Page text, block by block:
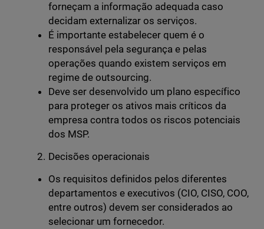
forneçam a informação adequada caso
decidam externalizar os serviços.
É importante estabelecer quem é o
responsável pela segurança e pelas
operações quando existem serviços em
regime de outsourcing.
Deve ser desenvolvido um plano específico
para proteger os ativos mais críticos da
empresa contra todos os riscos potenciais
dos MSP.
Decisões operacionais
Os requisitos definidos pelos diferentes
departamentos e executivos (CIO, CISO, COO,
entre outros) devem ser considerados ao
selecionar um fornecedor.